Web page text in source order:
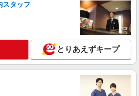
詳細を見る
リアセンター/KT6001176082
NEW
給310800円 ★交通費規定に基づき交通費支
京都江東区（東京メトロ東西線東陽町駅）
スタッフ
とりあえずキープ